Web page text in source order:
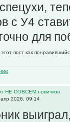
с У4
для
пост как
НЕ СОВСЕМ новичков
2026, 09:14